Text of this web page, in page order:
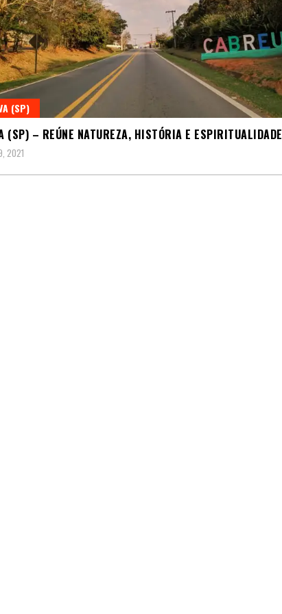
(SP)
(SP) – REÚNE NATUREZA, HISTÓRIA E ESPIRITUALIDADE
2021